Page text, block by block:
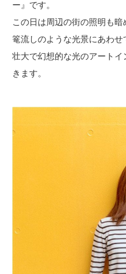
ー』です。
この日は周辺の街の照明も
篭流しのような光景にあわせ
壮大で幻想的な光のアート
きます。